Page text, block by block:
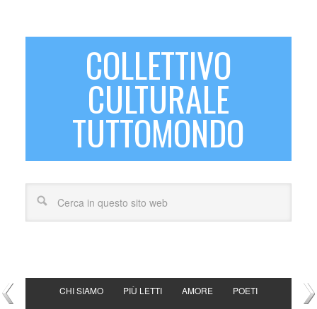
COLLETTIVO
CULTURALE
TUTTOMONDO
CHI SIAMO PIÙ LETTI AMORE POETI